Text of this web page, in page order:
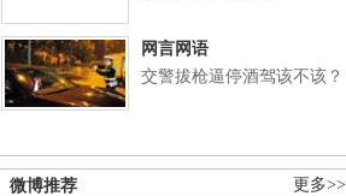
网言网语
交警拔枪逼停酒驾该不该？
更多>>
微博推荐